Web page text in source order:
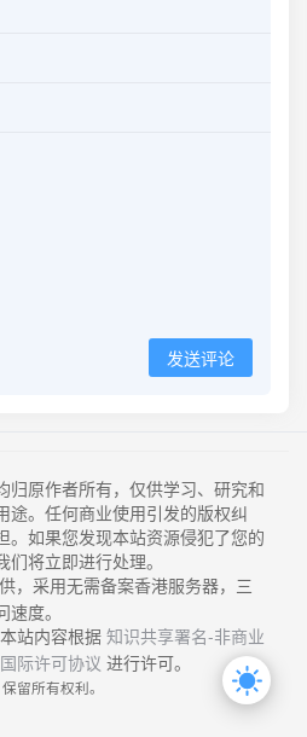
发送评论
归原作者所有，仅供学习、研究和
途。任何商业使用引发的版权纠
。如果您发现本站资源侵犯了您的
将立即进行处理。
，采用无需备案香港服务器，三
度。
本站内容根据 知识共享署名-非商业
际许可协议 进行许可。
留所有权利。